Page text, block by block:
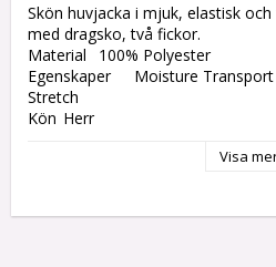
Skön huvjacka i mjuk, elastisk
med dragsko, två fickor.
Material	100% Polyester
Egenskaper	Moisture Transport
Stretch
Kön	Herr
Visa